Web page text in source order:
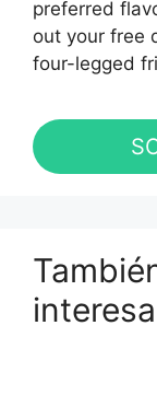
preferred
out your free
four-legged